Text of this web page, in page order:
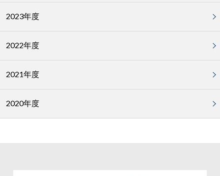
2023年度
2022年度
2021年度
2020年度